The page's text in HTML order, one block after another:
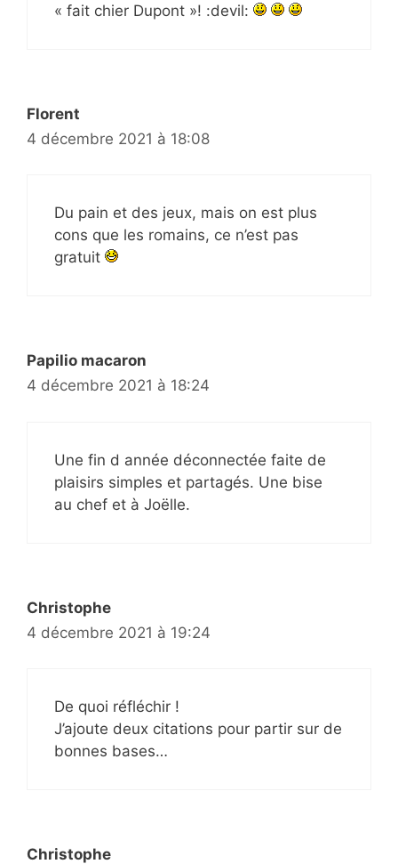
« fait chier Dupont »! :devil:
Florent
4 décembre 2021 à 18:08
Du pain et des jeux, mais on est plus
cons que les romains, ce n’est pas
gratuit
Papilio macaron
4 décembre 2021 à 18:24
Une fin d année déconnectée faite de
plaisirs simples et partagés. Une bise
au chef et à Joëlle.
Christophe
4 décembre 2021 à 19:24
De quoi réfléchir !
J’ajoute deux citations pour partir sur de
bonnes bases…
Christophe